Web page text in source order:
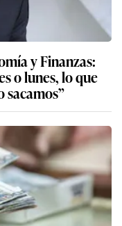
y Finanzas:
o lunes, lo que
sacamos”